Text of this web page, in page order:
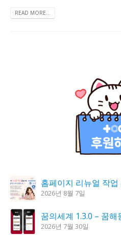
READ MORE...
홈페이지 리뉴얼 작업
2026년 8월 7일
꿈의세계 1.3.0 – 꿈해
2026년 7월 30일